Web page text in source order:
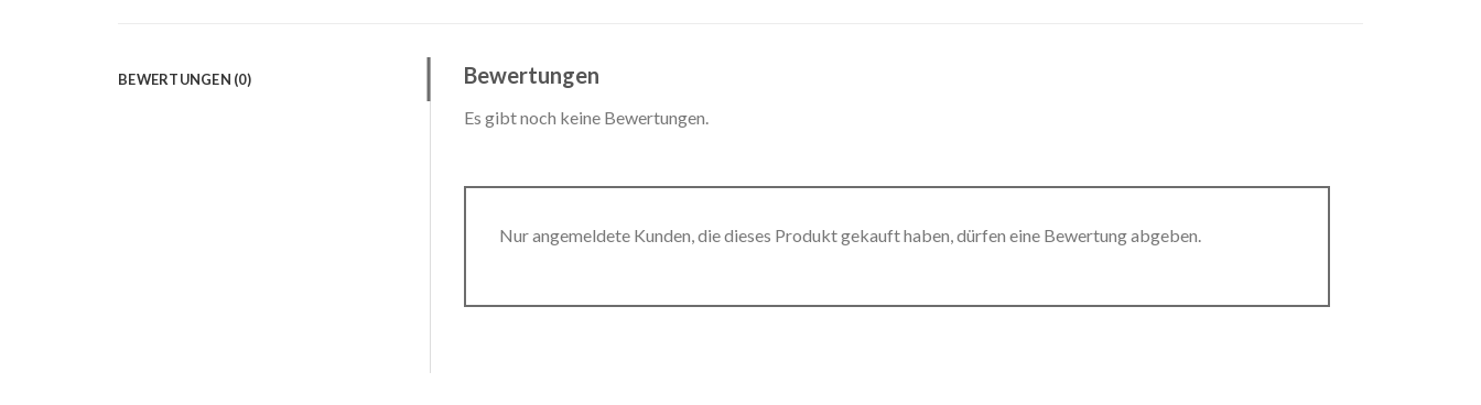
BEWERTUNGEN (0) Bewertungen
Es gibt noch keine Bewertungen.
Nur angemeldete Kunden, die dieses Produkt gekauft haben, dürfen eine Bewertung abgeben.